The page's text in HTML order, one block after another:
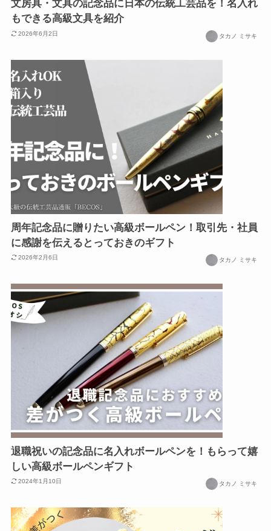
文房具・文具の記念品に日本の伝統工芸品を！名入れ
もできる高級文具を紹介
2026年6月2日 タカノ ミサキ
周年記念品に贈りたい高級ボールペン！取引先・社員
に感謝を伝えるとっておきのギフト
2026年2月6日 タカノ ミサキ
退職祝いの記念品に名入れボールペンを！もらって嬉
しい高級ボールペンギフト
2024年1月10日 タカノ ミサキ